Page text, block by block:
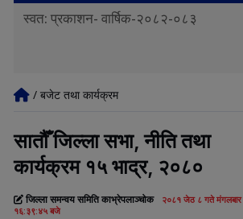
स्वत: प्रकाशन- वार्षिक-२०८२-०८३
/ बजेट तथा कार्यक्रम
सातौँ जिल्ला सभा, नीति तथा
कार्यक्रम १५ भाद्र, २०८०
जिल्ला समन्वय समिति काभ्रेपलाञ्चोक
२०८१ जेठ ८ गते मंगलबार
१६:३९:४५ बजे